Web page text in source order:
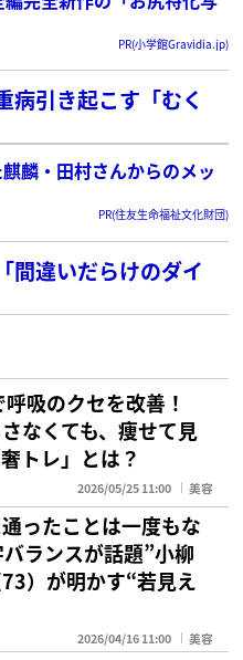
PR(小学館Gravidia.jp)
病引き起こす「むく
麟・田村さんからのメッ
PR(住友生命福祉文化財団)
間違いだらけのダイ
呼吸のクセを改善！
なくても、痩せて見
トレ」とは？
2026/05/25 11:00 美容
通ったことは一度もな
バランスが話題”小柳
）が明かす“若見え
2026/04/16 11:00 美容